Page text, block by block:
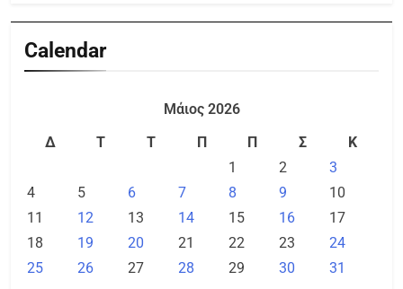
Calendar
Μάιος 2026
Δ
Τ Τ Π Π Σ
Κ
1
2
3
4
5 6 7 8 9
10
11
12 13 14 15 16
17
18
19 20 21 22 23
24
25
26 27 28 29 30 31